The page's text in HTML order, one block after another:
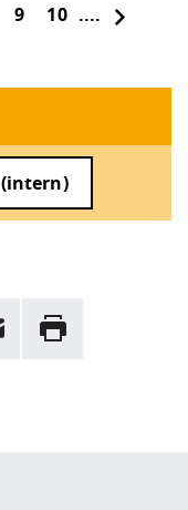
9 10 ....
(intern)
Drucken